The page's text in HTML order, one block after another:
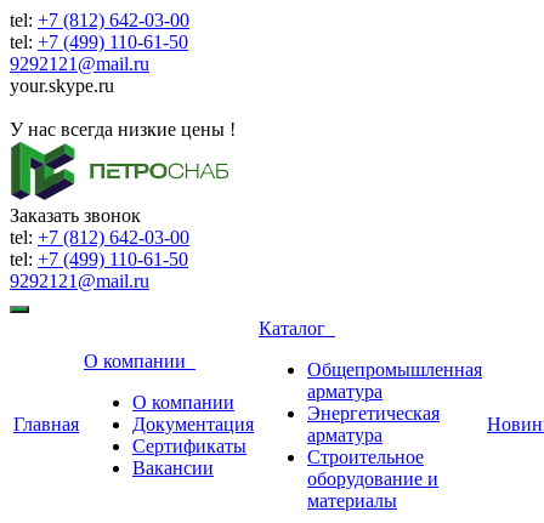
tel: +7 (812) 642-03-00
tel: +7 (499) 110-61-50
9292121@mail.ru
your.skype.ru
У нас всегда низкие цены !
Заказать звонок
tel: +7 (812) 642-03-00
tel: +7 (499) 110-61-50
9292121@mail.ru
Главная
О компании
О компании
Документация
Сертификаты
Вакансии
Каталог
Общепромышленная
арматура
Энергетическая
арматура
Строительное
оборудование и
материалы